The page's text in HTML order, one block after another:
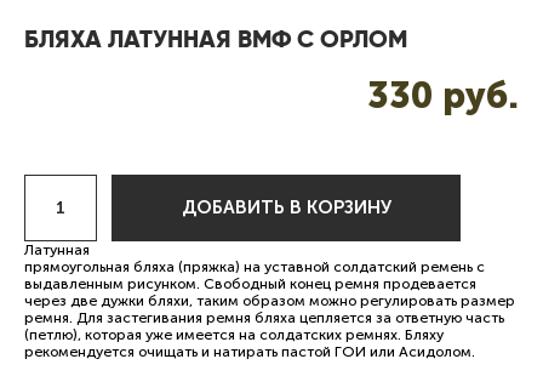
БЛЯХА ЛАТУННАЯ ВМФ С ОРЛОМ
330 pуб.
ДОБАВИТЬ В КОРЗИНУ
Латунная
прямоугольная бляха (пряжка) на уставной солдатский ремень с
выдавленным рисунком. Свободный конец ремня продевается
через две дужки бляхи, таким образом можно регулировать размер
ремня. Для застегивания ремня бляха цепляется за ответную часть
(петлю), которая уже имеется на солдатских ремнях. Бляху
рекомендуется очищать и натирать пастой ГОИ или Асидолом.